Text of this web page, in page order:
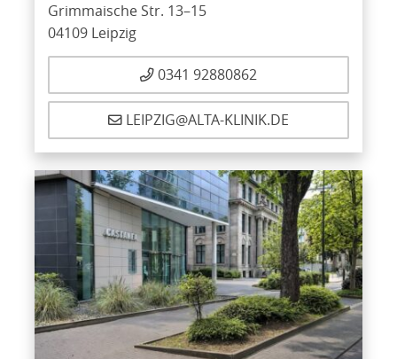
Grimmaische Str. 13–15
04109 Leipzig
0341 92880862
LEIPZIG@ALTA-KLINIK.DE